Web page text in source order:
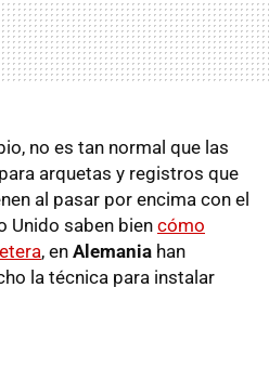
no es tan normal que las
arquetas y registros que
al pasar por encima con el
Unido saben biencómo
, en Alemania han
la técnica para instalar